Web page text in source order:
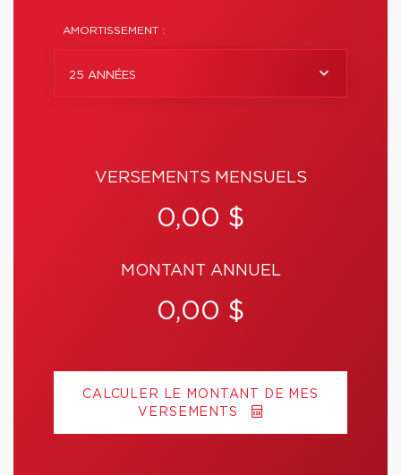
AMORTISSEMENT :
25 ANNÉES
VERSEMENTS MENSUELS
0,00 $
MONTANT ANNUEL
0,00 $
CALCULER LE MONTANT DE MES
VERSEMENTS